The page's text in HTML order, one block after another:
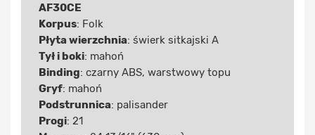
AF30CE
Korpus: Folk
Płyta wierzchnia: świerk sitkajski A
Tył i boki: mahoń
Binding: czarny ABS, warstwowy topu
Gryf: mahoń
Podstrunnica: palisander
Progi: 21